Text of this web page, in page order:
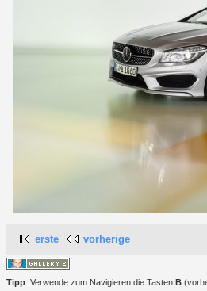
erste vorherige
Tipp: Verwende zum Navigieren die Tasten B